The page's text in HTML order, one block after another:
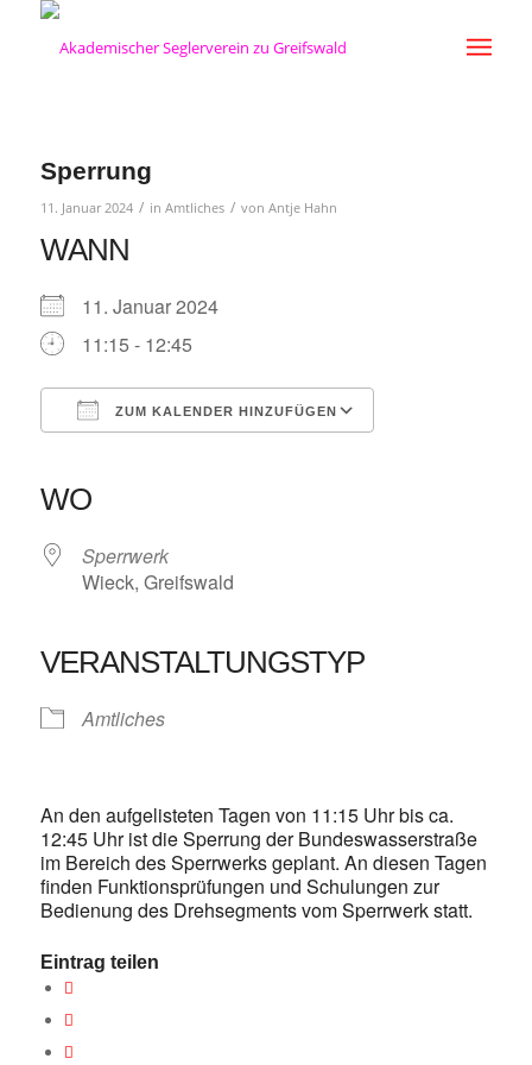
Sperrung
11. Januar 2024 / in Amtliches / von Antje Hahn
WANN
11. Januar 2024
11:15 - 12:45
ZUM KALENDER HINZUFÜGEN
WO
Sperrwerk
Wieck, Greifswald
VERANSTALTUNGSTYP
Amtliches
An den aufgelisteten Tagen von 11:15 Uhr bis ca.
12:45 Uhr ist die Sperrung der Bundeswasserstraße
im Bereich des Sperrwerks geplant. An diesen Tagen
finden Funktionsprüfungen und Schulungen zur
Bedienung des Drehsegments vom Sperrwerk statt.
Eintrag teilen